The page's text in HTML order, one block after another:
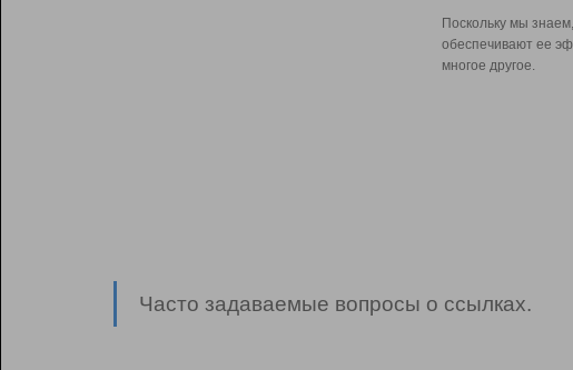
Поскольку мы
обеспечивают ее
многое другое.
Часто задаваемые вопросы о ссылках.